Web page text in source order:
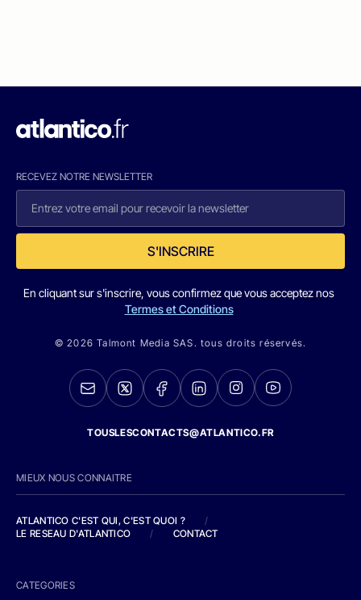
RECEVEZ NOTRE NEWSLETTER
S'INSCRIRE
En cliquant sur s'inscrire, vous confirmez que vous acceptez nos
Termes et Conditions
© 2026 Talmont Media SAS. tous droits réservés.
TOUSLESCONTACTS@ATLANTICO.FR
MIEUX NOUS CONNAITRE
ATLANTICO C'EST QUI, C'EST QUOI ?
/
LE RESEAU D'ATLANTICO
/ CONTACT
CATEGORIES